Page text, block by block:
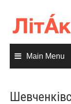
content
Main Menu